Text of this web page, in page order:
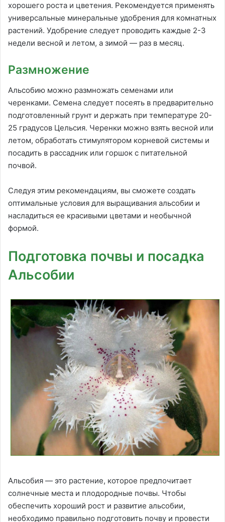
хорошего роста и цветения. Рекомендуется применять
универсальные минеральные удобрения для комнатных
растений. Удобрение следует проводить каждые 2-3
недели весной и летом, а зимой — раз в месяц.
Размножение
Альсобию можно размножать семенами или
черенками. Семена следует посеять в предварительно
подготовленный грунт и держать при температуре 20-
25 градусов Цельсия. Черенки можно взять весной или
летом, обработать стимулятором корневой системы и
посадить в рассадник или горшок с питательной
почвой.
Следуя этим рекомендациям, вы сможете создать
оптимальные условия для выращивания альсобии и
насладиться ее красивыми цветами и необычной
формой.
Подготовка почвы и посадка
Альсобии
Альсобия — это растение, которое предпочитает
солнечные места и плодородные почвы. Чтобы
обеспечить хороший рост и развитие альсобии,
необходимо правильно подготовить почву и провести